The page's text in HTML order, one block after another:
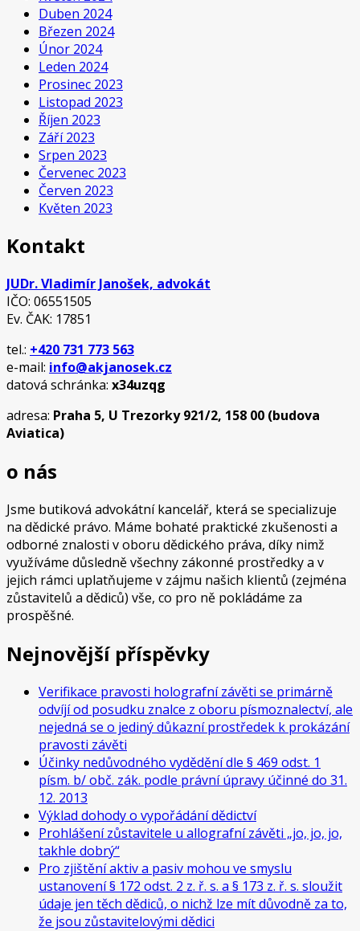
Duben 2024
Březen 2024
Únor 2024
Leden 2024
Prosinec 2023
Listopad 2023
Říjen 2023
Září 2023
Srpen 2023
Červenec 2023
Červen 2023
Květen 2023
Kontakt
JUDr. Vladimír Janošek, advokát
IČO: 06551505
Ev. ČAK: 17851
tel.: +420 731 773 563
e-mail: info@akjanosek.cz
datová schránka: x34uzqg
adresa: Praha 5, U Trezorky 921/2, 158 00 (budova
Aviatica)
o nás
Jsme butiková advokátní kancelář, která se specializuje
na dědické právo. Máme bohaté praktické zkušenosti a
odborné znalosti v oboru dědického práva, díky nimž
využíváme důsledně všechny zákonné prostředky a v
jejich rámci uplatňujeme v zájmu našich klientů (zejména
zůstavitelů a dědiců) vše, co pro ně pokládáme za
prospěšné.
Nejnovější příspěvky
Verifikace pravosti holografní závěti se primárně
odvíjí od posudku znalce z oboru písmoznalectví, ale
nejedná se o jediný důkazní prostředek k prokázání
pravosti závěti
Účinky nedůvodného vydědění dle § 469 odst. 1
písm. b/ obč. zák. podle právní úpravy účinné do 31.
12. 2013
Výklad dohody o vypořádání dědictví
Prohlášení zůstavitele u allografní závěti „jo, jo, jo,
takhle dobrý“
Pro zjištění aktiv a pasiv mohou ve smyslu
ustanovení § 172 odst. 2 z. ř. s. a § 173 z. ř. s. sloužit
údaje jen těch dědiců, o nichž lze mít důvodně za to,
že jsou zůstavitelovými dědici